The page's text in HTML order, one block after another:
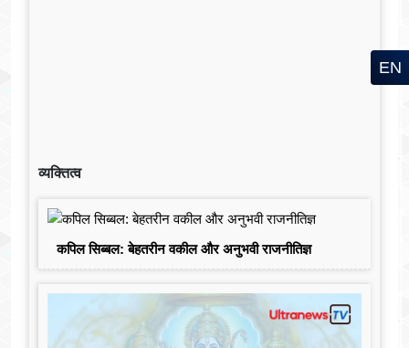
व्यक्तित्व
कपिल सिब्बल: बेहतरीन वकील और अनुभवी राजनीतिज्ञ
EN